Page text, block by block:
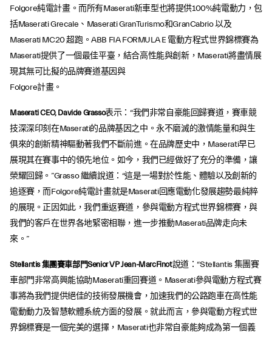
Folgore純電計畫。而所有Maserati新車型也將提供100%純電動力，包
括Maserati Grecale、Maserati GranTurismo和GranCabrio 以及
Maserati MC20 超跑。ABB FIA FORMULA E 電動方程式世界錦標賽為
Maserati提供了一個最佳平臺，結合高性能與創新，Maserati將盡情展
現其無可比擬的品牌賽道基因與
Folgore計畫。
Maserati CEO, Davide Grasso表示：“我們非常自豪能回歸賽道，賽車競
技深深印刻在Maserati的品牌基因之中。永不磨滅的激情能量和與生
俱來的創新精神驅動著我們不斷前進。在品牌歷史中，Maserati早已
展現其在賽事中的領先地位。如今，我們已經做好了充分的準備，讓
榮耀回歸。”Grasso 繼續說道：“這是一場對於性能、體驗以及創新的
追逐賽，而Folgore純電計畫就是Maserati回應電動化發展趨勢最純粹
的展現。正因如此，我們重返賽道，參與電動方程式世界錦標賽，與
我們的客戶在世界各地緊密相聯，進一步推動Maserati品牌走向未
來。”
Stellantis 集團賽車部門Senior VP Jean-MarcFinot說道：“Stellantis 集團賽
車部門非常高興能協助Maserati重回賽道。Maserati參與電動方程式賽
事將為我們提供絕佳的技術發展機會，加速我們的公路跑車在高性能
電動動力及智慧軟體系統方面的發展。就此而言，參與電動方程式世
界錦標賽是一個完美的選擇，Maserati也非常自豪能夠成為第一個義